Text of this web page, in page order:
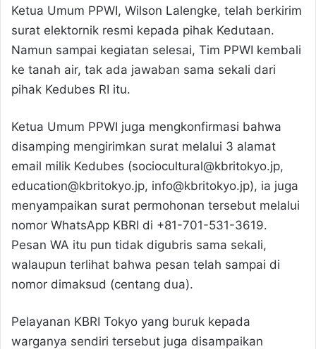
Ketua Umum PPWI, Wilson Lalengke, telah berkirim
surat elektornik resmi kepada pihak Kedutaan.
Namun sampai kegiatan selesai, Tim PPWI kembali
ke tanah air, tak ada jawaban sama sekali dari
pihak Kedubes RI itu.
Ketua Umum PPWI juga mengkonfirmasi bahwa
disamping mengirimkan surat melalui 3 alamat
email milik Kedubes (sociocultural@kbritokyo.jp,
education@kbritokyo.jp, info@kbritokyo.jp), ia juga
menyampaikan surat permohonan tersebut melalui
nomor WhatsApp KBRI di +81-701-531-3619.
Pesan WA itu pun tidak digubris sama sekali,
walaupun terlihat bahwa pesan telah sampai di
nomor dimaksud (centang dua).
Pelayanan KBRI Tokyo yang buruk kepada
warganya sendiri tersebut juga disampaikan